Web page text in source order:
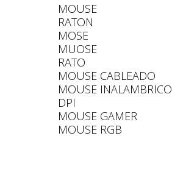
MOUSE
RATON
MOSE
MUOSE
RATO
MOUSE CABLEADO
MOUSE INALAMBRICO
DPI
MOUSE GAMER
MOUSE RGB